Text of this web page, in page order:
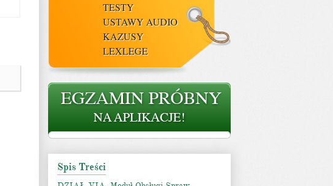
TESTY
USTAWY AUDIO
KAZUSY
LEXLEGE
Spis Treści